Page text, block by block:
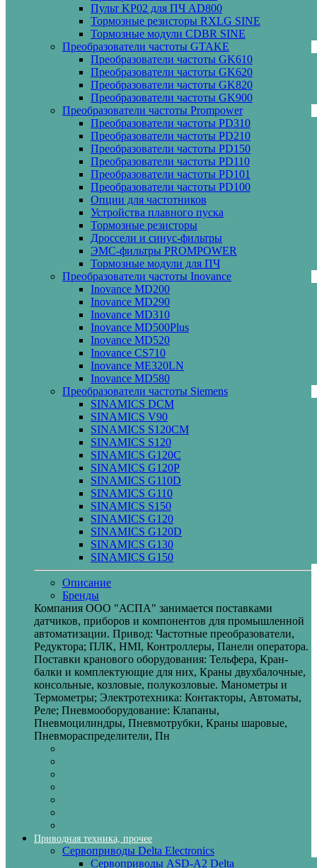
Пульт KP02 для ПЧ AD800
Тормозные резисторы RXLG SINE
Тормозные модули CDBR SINE
Преобразователи частоты GTAKE
Преобразователи частоты GK610
Преобразователи частоты GK620
Преобразователи частоты GK820
Преобразователи частоты GK900
Преобразователи частоты Prompower
Преобразователи частоты PD310
Преобразователи частоты PD210
Преобразователи частоты PD150
Преобразователи частоты PD110
Преобразователи частоты PD101
Преобразователи частоты PD100
Опции для частотников
Устройства плавного пуска
Тормозные резисторы
Дроссели и синус-фильтры
ЭМС-фильтры PROMPOWER
Тормозные модули для ПЧ
Преобразователи частоты Inovance
Inovance MD200
Inovance MD290
Inovance MD310
Inovance MD500Plus
Inovance MD520
Inovance CS710
Inovance ME320LN
Inovance MD580
Преобразователи частоты Siemens
SINAMICS DCM
SINAMICS V90
SINAMICS S120CM
SINAMICS S120
SINAMICS G120C
SINAMICS G120P
SINAMICS G110D
SINAMICS G110
SINAMICS S150
SINAMICS G120
SINAMICS G120D
SINAMICS G130
SINAMICS G150
Описание
Бренды
Компания ООО "АСПА" занимается поставками
датчиков, приборов и компонентов для промышленной
автоматизации. Привод: Частотные преобразователи,
Редуктора; ПЛК, HMI, Контроллеры, Панели оператора.
Поставки кранового оборудования: Тельфера, Кран-
балки и комплектующие для них, Краны двухбалочные,
консольные, козловые, полукозловые. Манометры и
Термометры; Электротехника: Контакторы, Автоматы,
Реле; Пневмооборудование: Клапаны,
Пневмоцилиндры, Пневмотрубки, Краны шаровые,
Пневмораспределители, Пн
Приводная техника, прочее
Сервоприводы Delta Electronics
Сервоприводы ASD-A2 Delta